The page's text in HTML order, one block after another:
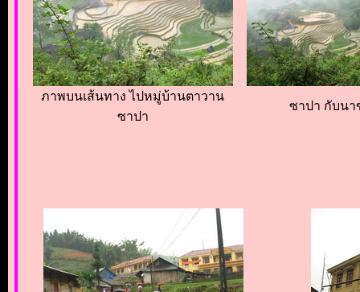
ภาพบนเส้นทาง ไปหมู่บ้านตาวาน
ซาปา
ซาปา กับน